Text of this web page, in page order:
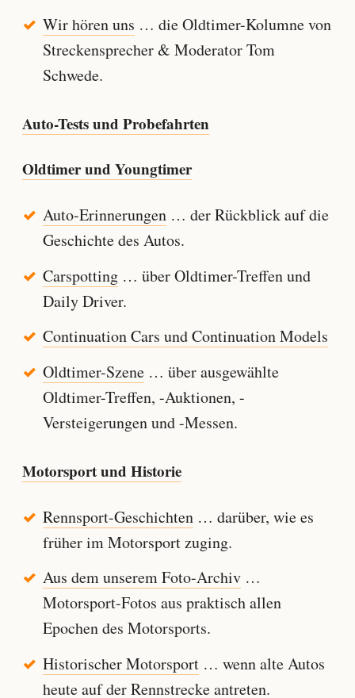
Wir hören uns … die Oldtimer-Kolumne von
Streckensprecher & Moderator Tom
Schwede.
Auto-Tests und Probefahrten
Oldtimer und Youngtimer
Auto-Erinnerungen… der Rückblick auf die
Geschichte des Autos.
Carspotting… über Oldtimer-Treffen und
Daily Driver.
Continuation Cars und Continuation Models
Oldtimer-Szene… über ausgewählte
Oldtimer-Treffen, -Auktionen, -
Versteigerungen und -Messen.
Motorsport und Historie
Rennsport-Geschichten… darüber, wie es
früher im Motorsport zuging.
Aus dem unserem Foto-Archiv…
Motorsport-Fotos aus praktisch allen
Epochen des Motorsports.
Historischer Motorsport… wenn alte Autos
heute auf der Rennstrecke antreten.